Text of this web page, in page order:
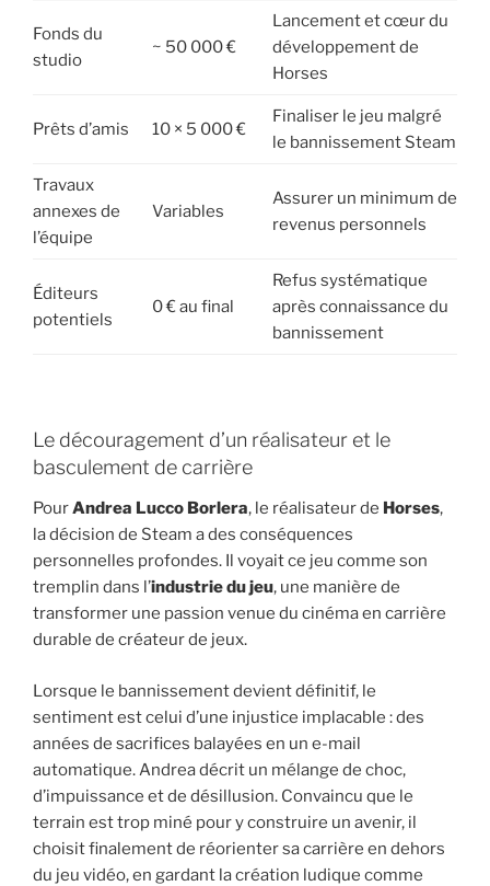
Fonds du
studio
~ 50 000 €
Lancement et cœur du
développement de
Horses
Prêts d’amis 10 × 5 000 €
Finaliser le jeu malgré
le bannissement Steam
Travaux
annexes de
l’équipe
Variables
Assurer un minimum de
revenus personnels
Éditeurs
potentiels
0 € au final
Refus systématique
après connaissance du
bannissement
Le découragement d’un réalisateur et le
basculement de carrière
PourAndrea Lucco Borlera, le réalisateur de Horses,
la décision de Steam a des conséquences
personnelles profondes. Il voyait ce jeu comme son
tremplin dans l’industrie du jeu, une manière de
transformer une passion venue du cinéma en carrière
durable de créateur de jeux.
Lorsque le bannissement devient définitif, le
sentiment est celui d’une injustice implacable : des
années de sacrifices balayées en un e-mail
automatique. Andrea décrit un mélange de choc,
d’impuissance et de désillusion. Convaincu que le
terrain est trop miné pour y construire un avenir, il
choisit finalement de réorienter sa carrière en dehors
du jeu vidéo, en gardant la création ludique comme